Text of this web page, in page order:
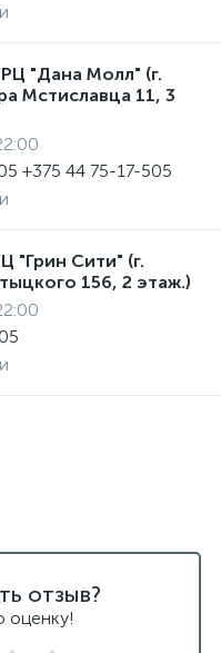
"Дана Молл" (г.
Мстиславца 11, 3
+375 44 75-17-505
"Грин Сити" (г.
156, 2 этаж.)
отзыв?
оценку!